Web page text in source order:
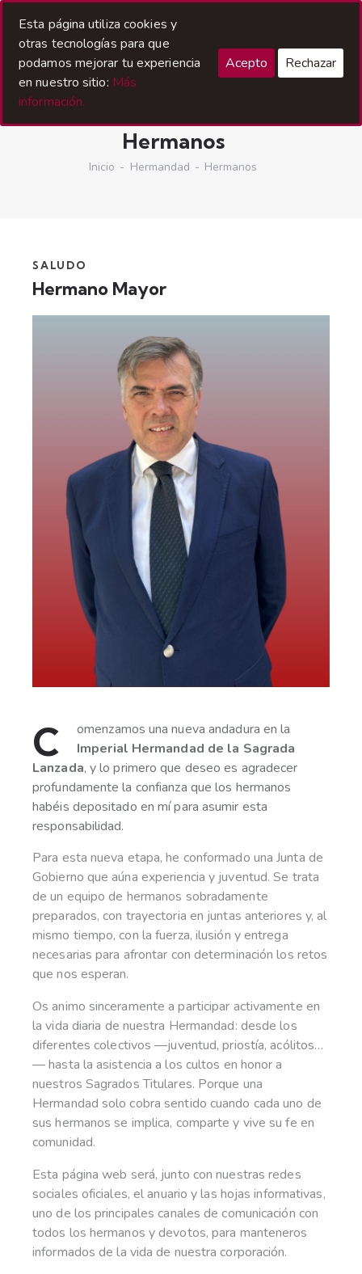
Hermanos
Inicio Hermandad Hermanos
SALUDO
Hermano Mayor
C
omenzamos una nueva andadura en la
Imperial Hermandad de la Sagrada
Lanzada, y lo primero que deseo es agradecer
profundamente la confianza que los hermanos
habéis depositado en mí para asumir esta
responsabilidad.
Para esta nueva etapa, he conformado una Junta de
Gobierno que aúna experiencia y juventud. Se trata
de un equipo de hermanos sobradamente
preparados, con trayectoria en juntas anteriores y, al
mismo tiempo, con la fuerza, ilusión y entrega
necesarias para afrontar con determinación los retos
que nos esperan.
Os animo sinceramente a participar activamente en
la vida diaria de nuestra Hermandad: desde los
diferentes colectivos —juventud, priostía, acólitos…
— hasta la asistencia a los cultos en honor a
nuestros Sagrados Titulares. Porque una
Hermandad solo cobra sentido cuando cada uno de
sus hermanos se implica, comparte y vive su fe en
comunidad.
Esta página web será, junto con nuestras redes
sociales oficiales, el anuario y las hojas informativas,
uno de los principales canales de comunicación con
todos los hermanos y devotos, para manteneros
informados de la vida de nuestra corporación.
Esta página utiliza cookies y
otras tecnologías para que
podamos mejorar tu experiencia
en nuestro sitio: Más
información.
Acepto Rechazar